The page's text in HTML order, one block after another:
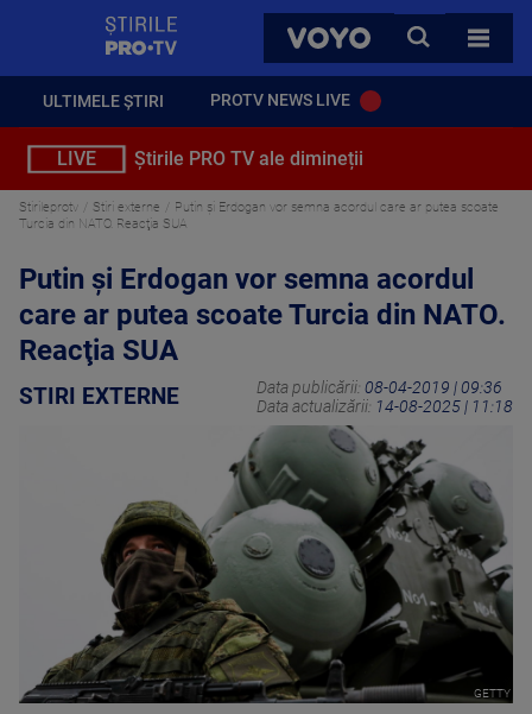
VOYO
CAUTA
TOATE
ULTIMELE ȘTIRI PROTV NEWS LIVE
LIVE Știrile PRO TV ale dimineții
Stirileprotv Stiri externe
Putin şi Erdogan vor semna acordul care ar putea scoate
Turcia din NATO. Reacţia SUA
Putin şi Erdogan vor semna acordul
care ar putea scoate Turcia din NATO.
Reacţia SUA
STIRI EXTERNE Data publicării: 08-04-2019 | 09:36
Data actualizării: 14-08-2025 | 11:18
GETTY